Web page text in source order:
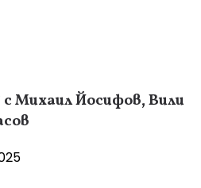
Михаил Йосифов, Вили